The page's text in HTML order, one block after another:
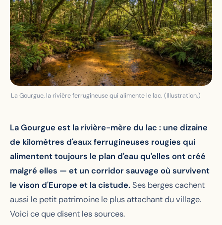
La Gourgue, la rivière ferrugineuse qui alimente le lac. (Illustration.)
La Gourgue est la rivière-mère du lac : une dizaine
de kilomètres d'eaux ferrugineuses rougies qui
alimentent toujours le plan d'eau qu'elles ont créé
malgré elles — et un corridor sauvage où survivent
le vison d'Europe et la cistude. Ses berges cachent
aussi le petit patrimoine le plus attachant du village.
Voici ce que disent les sources.